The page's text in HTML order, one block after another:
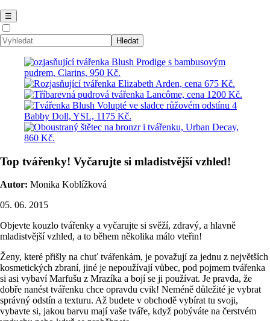
☰
Top tvářenky! Vyčarujte si mladistvější vzhled!
Autor: Monika Koblížková
05. 06. 2015
Objevte kouzlo tvářenky a vyčarujte si svěží, zdravý, a hlavně
mladistvější vzhled, a to během několika málo vteřin!
Ženy, které přišly na chuť tvářenkám, je považují za jednu z největších
kosmetických zbraní, jiné je nepoužívají vůbec, pod pojmem tvářenka
si asi vybaví Marfušu z Mrazíka a bojí se ji používat. Je pravda, že
dobře nanést tvářenku chce opravdu cvik! Neméně důležité je vybrat
správný odstín a texturu. Až budete v obchodě vybírat tu svoji,
vybavte si, jakou barvu mají vaše tváře, když pobýváte na čerstvém